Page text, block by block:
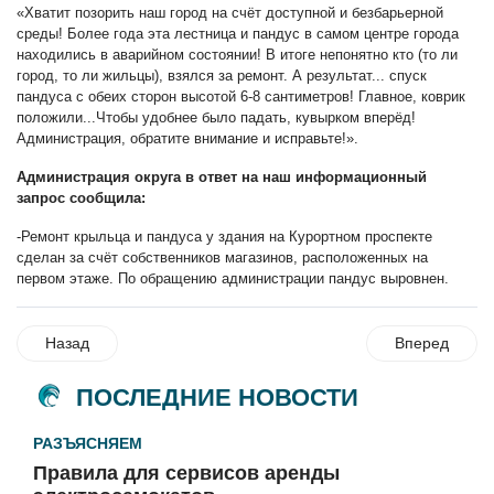
«Хватит позорить наш город на счёт доступной и безбарьерной
среды! Более года эта лестница и пандус в самом центре города
находились в аварийном состоянии! В итоге непонятно кто (то ли
город, то ли жильцы), взялся за ремонт. А результат... спуск
пандуса с обеих сторон высотой 6-8 сантиметров! Главное, коврик
положили...Чтобы удобнее было падать, кувырком вперёд!
Администрация, обратите внимание и исправьте!».
Администрация округа в ответ на наш информационный
запрос сообщила:
-Ремонт крыльца и пандуса у здания на Курортном проспекте
сделан за счёт собственников магазинов, расположенных на
первом этаже. По обращению администрации пандус выровнен.
Назад Вперед
ПОСЛЕДНИЕ НОВОСТИ
РАЗЪЯСНЯЕМ
Правила для сервисов аренды